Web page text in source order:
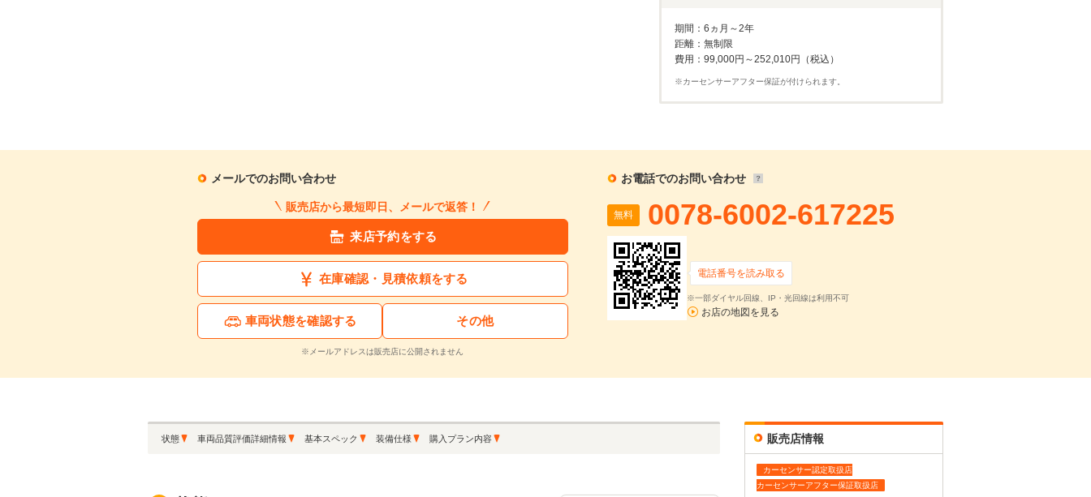
期間：6ヵ月～2年
距離：無制限
費用：99,000円～252,010円（税込）
※カーセンサーアフター保証が付けられます。
メールでのお問い合わせ
販売店から最短即日、メールで返答！
来店予約をする
在庫確認・見積依頼をする
車両状態を確認する その他
※メールアドレスは販売店に公開されません
お電話でのお問い合わせ
無料 0078-6002-617225
電話番号を読み取る
※一部ダイヤル回線、IP・光回線は利用不可
お店の地図を見る
状態 車両品質評価詳細情報 基本スペック 装備仕様 購入プラン内容 販売店情報
カーセンサー認定取扱店
カーセンサーアフター保証取扱店
在庫確認・見積依頼